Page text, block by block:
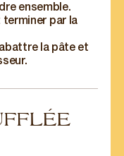
ensemble.
terminer par la
la pâte et